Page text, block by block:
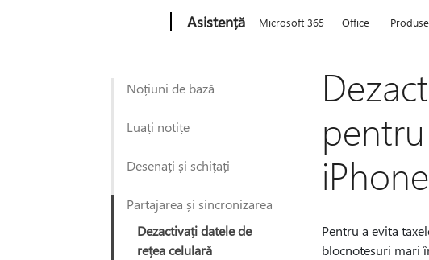
Asistență Microsoft 365 Office Produse
Noțiuni de bază
Luați notițe
Desenați și schițați
Partajarea și sincronizarea
Dezactivați datele de
rețea celulară
iPhone
Pentru a evita
blocnotesuri mari